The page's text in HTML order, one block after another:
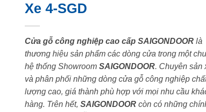
Xe 4-SGD
Cửa gỗ công nghiệp cao cấp SAIGONDOORlà
thương hiệu sản phẩm các dòng cửa trong một
hệ thống Showroom SAIGONDOOR. Chuyên sản
và phân phối những dòng cửa gỗ công nghiệp
lượng cao, giá thành phù hợp với mọi nhu cầu
hàng. Trên hết, SAIGONDOORcòn có những